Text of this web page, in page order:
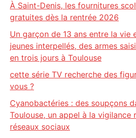
À Saint-Denis, les fournitures
gratuites dès la rentrée 2026
Un garçon de 13 ans entre la vie
jeunes interpellés, des armes
en trois jours à Toulouse
cette série TV recherche des
vous ?
Cyanobactéries : des soupçons
Toulouse, un appel à la vigilance
réseaux sociaux